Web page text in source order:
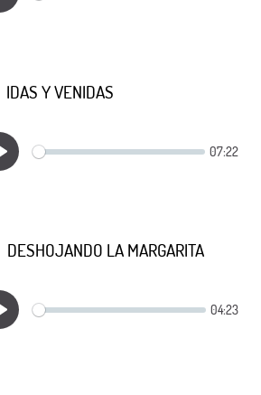
IDAS Y VENIDAS
DESHOJANDO LA MARGARITA